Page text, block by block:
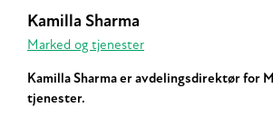
Kamilla Sharma
Marked og tjenester
Kamilla Sharma er avdelingsdirektør for
tjenester.